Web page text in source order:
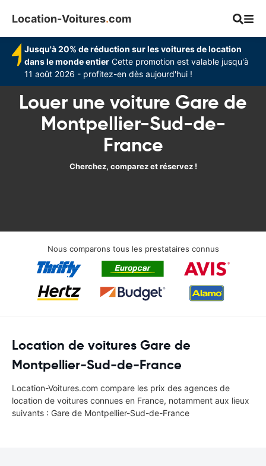
Location-Voitures.com
Jusqu'à 20% de réduction sur les voitures de location
dans le monde entier Cette promotion est valable jusqu'à
11 août 2026 - profitez-en dès aujourd'hui !
Louer une voiture Gare de
Montpellier-Sud-de-
France
Cherchez, comparez et réservez !
Nous comparons tous les prestataires connus
Location de voitures Gare de
Montpellier-Sud-de-France
Location-Voitures.com compare les prix des agences de
location de voitures connues en France, notamment aux lieux
suivants : Gare de Montpellier-Sud-de-France